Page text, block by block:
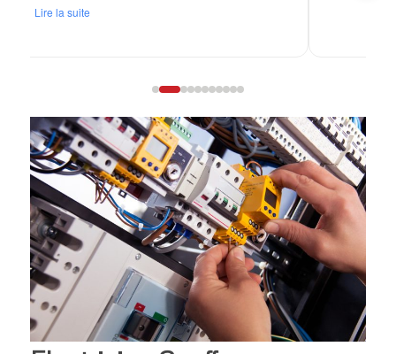
Lire la suite